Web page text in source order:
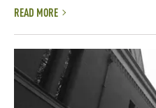
READ MORE